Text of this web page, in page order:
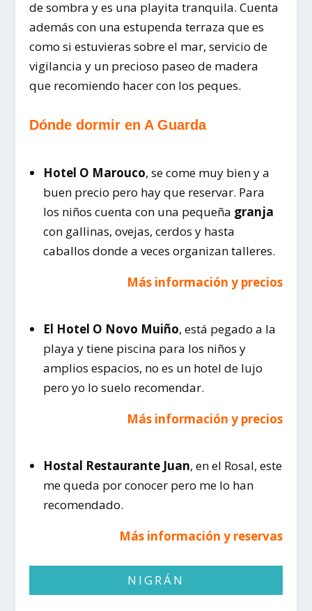
de sombra y es una playita tranquila. Cuenta
además con una estupenda terraza que es
como si estuvieras sobre el mar, servicio de
vigilancia y un precioso paseo de madera
que recomiendo hacer con los peques.
Dónde dormir en A Guarda
Hotel O Marouco, se come muy bien y a
buen precio pero hay que reservar. Para
los niños cuenta con una pequeña granja
con gallinas, ovejas, cerdos y hasta
caballos donde a veces organizan talleres.
Más información y precios
El Hotel O Novo Muiño, está pegado a la
playa y tiene piscina para los niños y
amplios espacios, no es un hotel de lujo
pero yo lo suelo recomendar.
Más información y precios
Hostal Restaurante Juan, en el Rosal, este
me queda por conocer pero me lo han
recomendado.
Más información y reservas
NIGRÁN